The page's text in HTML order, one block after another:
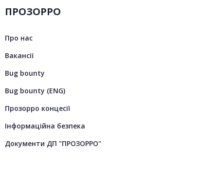
ПРОЗОРРО
Про нас
Вакансії
Bug bounty
Bug bounty (ENG)
Прозорро концесії
Інформаційна безпека
Документи ДП "ПРОЗОРРО"